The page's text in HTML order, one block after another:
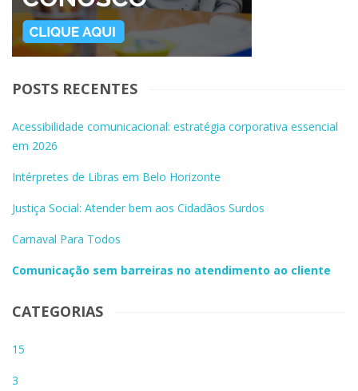
POSTS RECENTES
Acessibilidade comunicacional: estratégia corporativa essencial
em 2026
Intérpretes de Libras em Belo Horizonte
Justiça Social: Atender bem aos Cidadãos Surdos
Carnaval Para Todos
Comunicação sem barreiras no atendimento ao cliente
CATEGORIAS
15
3